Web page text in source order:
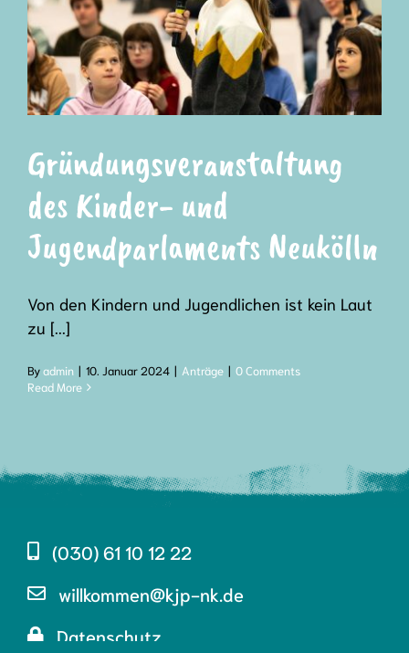
Gründungsveranstaltung
des Kinder- und
Jugendparlaments Neukölln
Von den Kindern und Jugendlichen ist kein Laut
zu [...]
Byadmin | 10. Januar 2024 | Anträge | 0 Comments
Read More
(030) 61 10 12 22
willkommen@kjp-nk.de
Datenschutz